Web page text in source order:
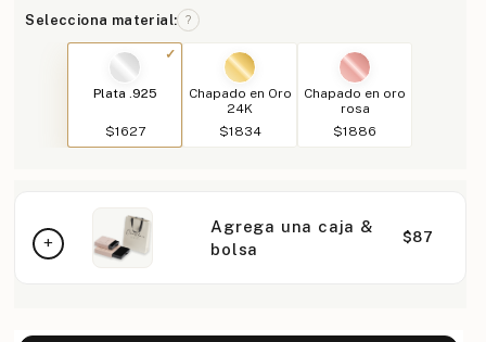
Selecciona material: ?
Plata .925
$1627
Chapado en Oro
24K
$1834
Chapado en oro
rosa
$1886
Agrega una caja &
bolsa
$87